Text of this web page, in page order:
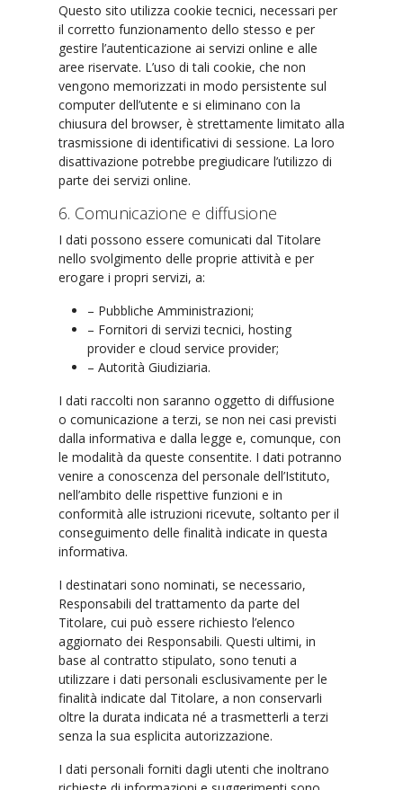
Questo sito utilizza cookie tecnici, necessari per
il corretto funzionamento dello stesso e per
gestire l’autenticazione ai servizi online e alle
aree riservate. L’uso di tali cookie, che non
vengono memorizzati in modo persistente sul
computer dell’utente e si eliminano con la
chiusura del browser, è strettamente limitato alla
trasmissione di identificativi di sessione. La loro
disattivazione potrebbe pregiudicare l’utilizzo di
parte dei servizi online.
6. Comunicazione e diffusione
I dati possono essere comunicati dal Titolare
nello svolgimento delle proprie attività e per
erogare i propri servizi, a:
– Pubbliche Amministrazioni;
– Fornitori di servizi tecnici, hosting
provider e cloud service provider;
– Autorità Giudiziaria.
I dati raccolti non saranno oggetto di diffusione
o comunicazione a terzi, se non nei casi previsti
dalla informativa e dalla legge e, comunque, con
le modalità da queste consentite. I dati potranno
venire a conoscenza del personale dell’Istituto,
nell’ambito delle rispettive funzioni e in
conformità alle istruzioni ricevute, soltanto per il
conseguimento delle finalità indicate in questa
informativa.
I destinatari sono nominati, se necessario,
Responsabili del trattamento da parte del
Titolare, cui può essere richiesto l’elenco
aggiornato dei Responsabili. Questi ultimi, in
base al contratto stipulato, sono tenuti a
utilizzare i dati personali esclusivamente per le
finalità indicate dal Titolare, a non conservarli
oltre la durata indicata né a trasmetterli a terzi
senza la sua esplicita autorizzazione.
I dati personali forniti dagli utenti che inoltrano